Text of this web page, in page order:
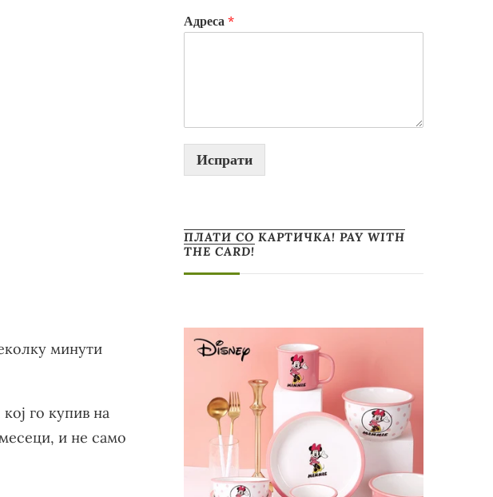
минути
го купив на
и не само
Адреса *
Испрати
ПЛАТИ СО КАРТИЧКА! PAY WITH
THE CARD!